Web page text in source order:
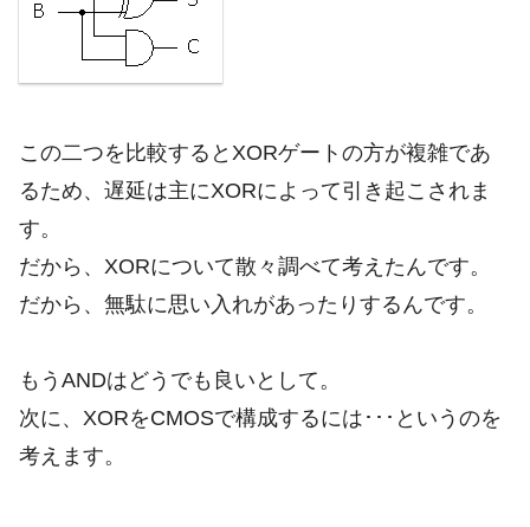
この二つを比較するとXORゲートの方が複雑であ
るため、遅延は主にXORによって引き起こされま
す。
だから、XORについて散々調べて考えたんです。
だから、無駄に思い入れがあったりするんです。
もうANDはどうでも良いとして。
次に、XORをCMOSで構成するには･･･というのを
考えます。